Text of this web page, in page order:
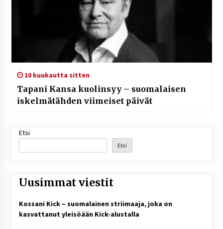
10 kuukautta sitten
Tapani Kansa kuolinsyy – suomalaisen
iskelmätähden viimeiset päivät
Etsi
Etsi
Uusimmat viestit
Kossani Kick – suomalainen striimaaja, joka on
kasvattanut yleisöään Kick-alustalla